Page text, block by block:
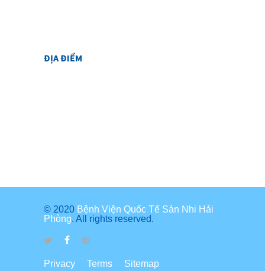
ĐỊA ĐIỂM
© 2020 Bệnh Viện Quốc Tế Sản Nhi Hải
Phòng. All rights reserved.
Privacy Terms Sitemap